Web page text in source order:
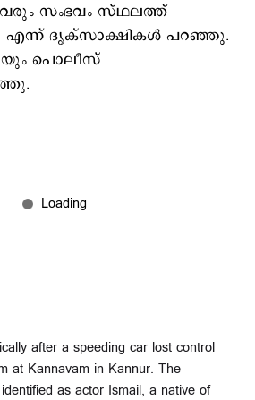
സംഭവം സ്ഥലത്ത്
എന്ന് ദൃക്സാക്ഷികൾ പറഞ്ഞു.
പൊലീസ്
after a speeding car lost control
at Kannavam in Kannur. The
as actor Ismail, a native of